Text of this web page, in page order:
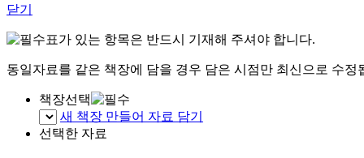
닫기
표가 있는 항목은 반드시 기재해 주셔야 합니다.
동일자료를 같은 책장에 담을 경우 담은 시점만 최신으로 수정
책장선택
새 책장 만들어 자료 담기
선택한 자료